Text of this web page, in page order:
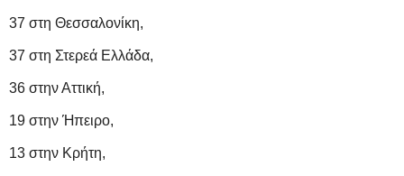
37 στη Θεσσαλονίκη,
37 στη Στερεά Ελλάδα,
36 στην Αττική,
19 στην Ήπειρο,
13 στην Κρήτη,